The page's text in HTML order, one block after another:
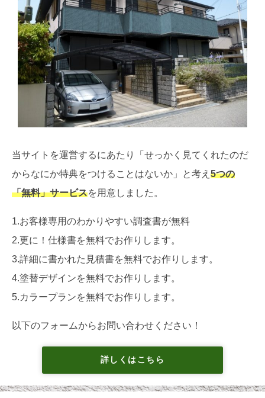
当サイトを運営するにあたり「せっかく見てくれたのだ
からなにか特典をつけることはないか」と考え 5つの
「無料」サービスを用意しました。
1.お客様専用のわかりやすい調査書が無料
2.更に！仕様書を無料でお作りします。
3.詳細に書かれた見積書を無料でお作りします。
4.塗替デザインを無料でお作りします。
5.カラープランを無料でお作りします。
以下のフォームからお問い合わせください！
詳しくはこちら